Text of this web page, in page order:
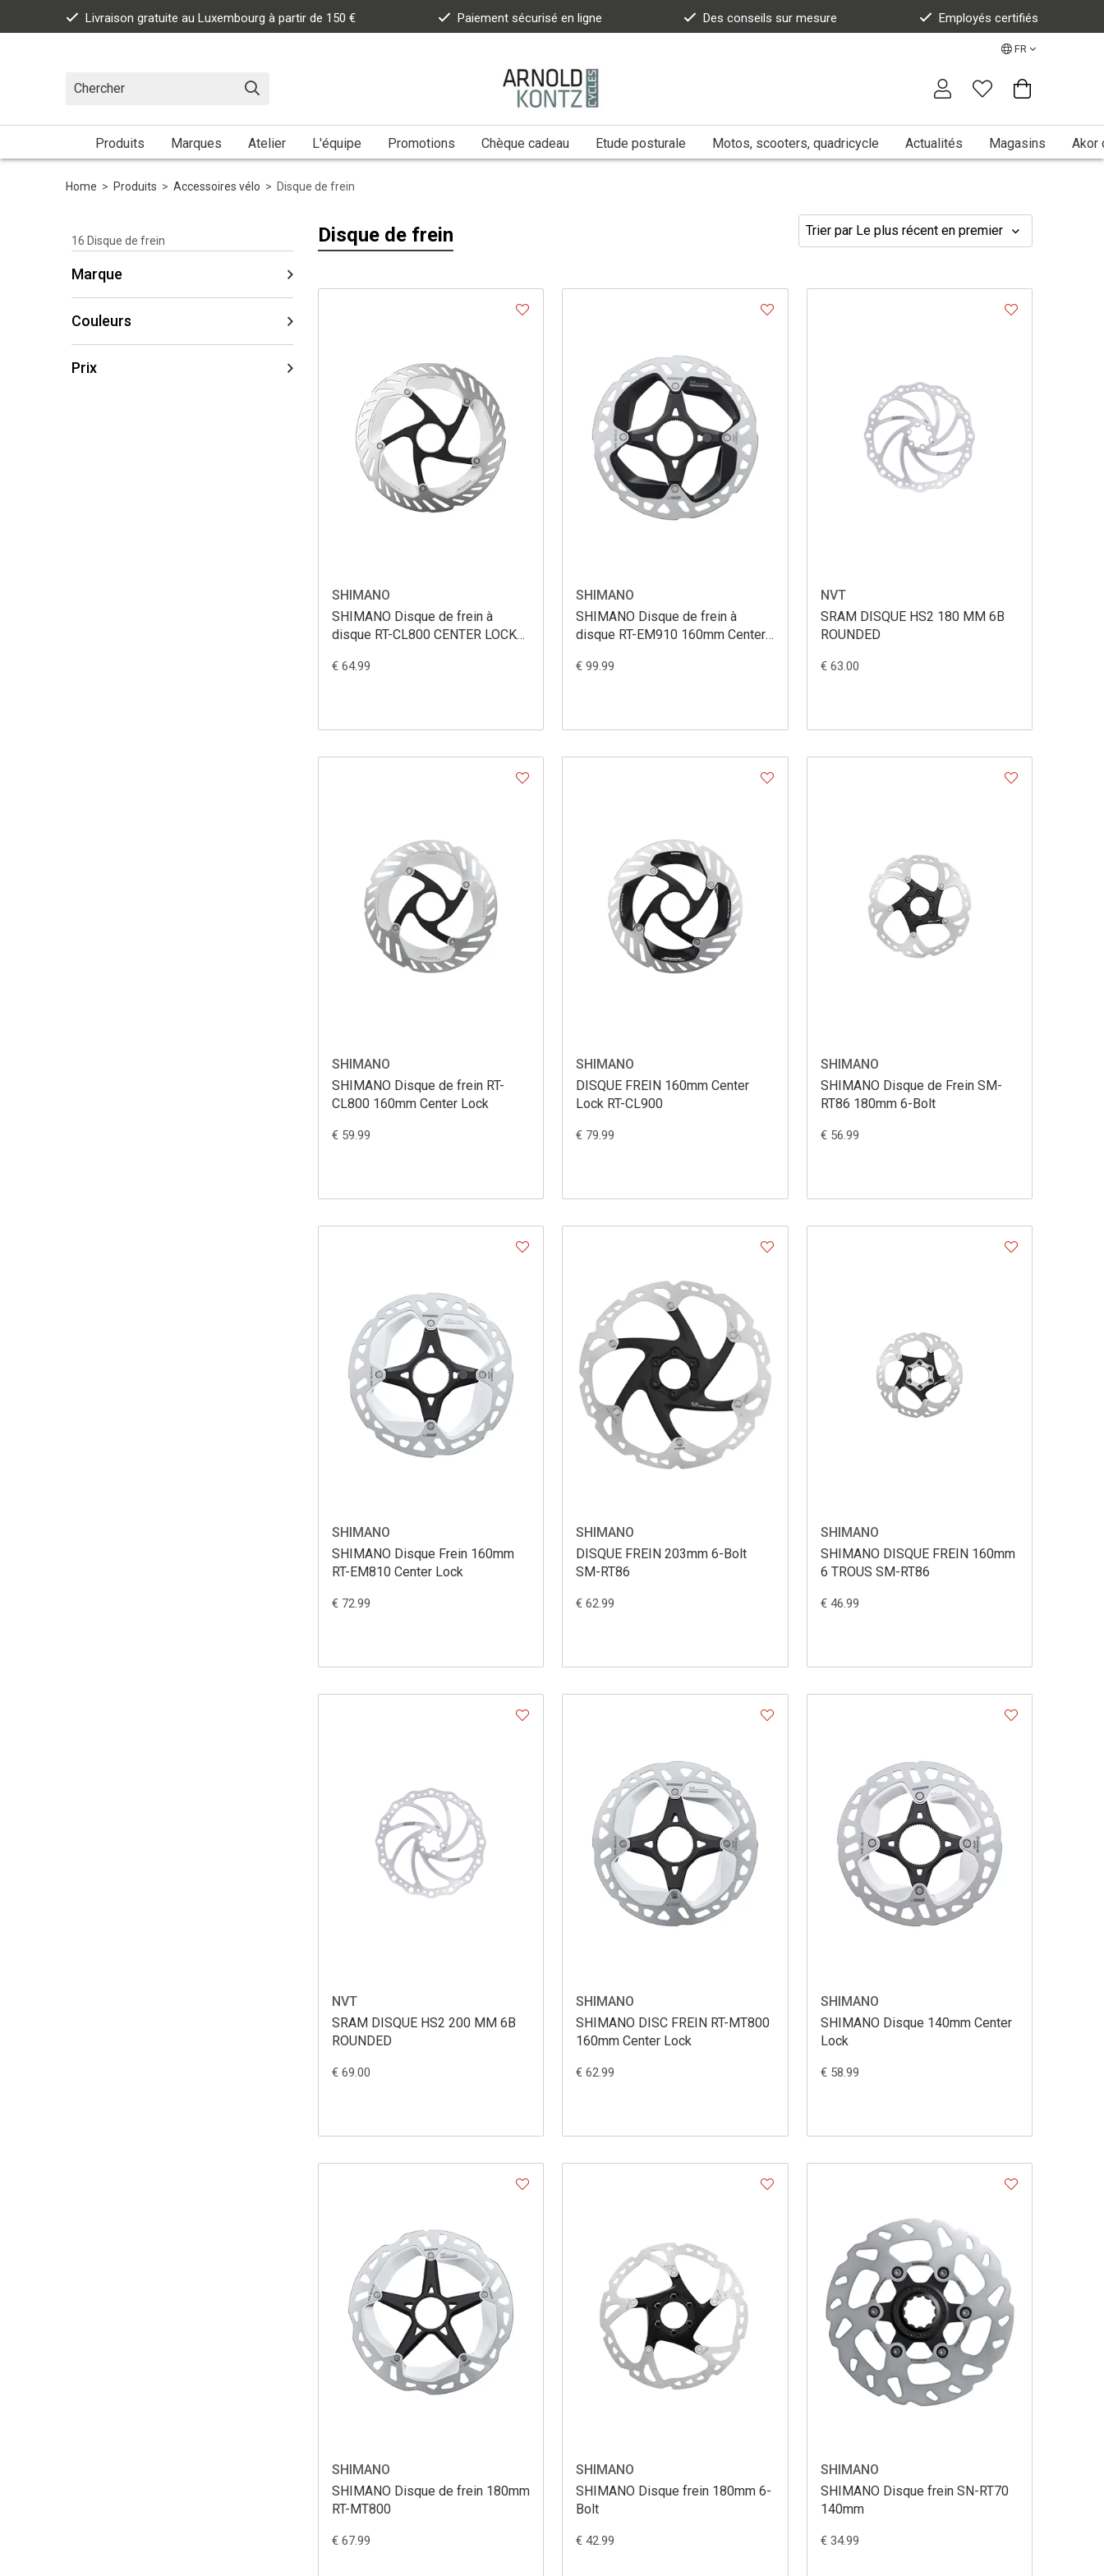
Livraison gratuite au Luxembourg à partir de 150 € Paiement sécurisé en ligne Des conseils sur mesure Employés certifiés
FR
Produits Marques Atelier L'équipe Promotions Chèque cadeau Etude posturale Motos, scooters, quadricycle Actualités Magasins Akor
Home > Produits > Accessoires vélo > Disque de frein
16 Disque de frein
Marque
Couleurs
Prix
Disque de frein
SHIMANO
SHIMANO Disque de frein à
disque RT-CL800 CENTER LOCK
€ 64.99
SHIMANO
SHIMANO Disque de frein à
disque RT-EM910 160mm Center
€ 99.99
NVT
SRAM DISQUE HS2 180 MM 6B
ROUNDED
€ 63.00
SHIMANO
SHIMANO Disque de frein RT-
CL800 160mm Center Lock
€ 59.99
SHIMANO
DISQUE FREIN 160mm Center
Lock RT-CL900
€ 79.99
SHIMANO
SHIMANO Disque de Frein SM-
RT86 180mm 6-Bolt
€ 56.99
SHIMANO
SHIMANO Disque Frein 160mm
RT-EM810 Center Lock
€ 72.99
SHIMANO
DISQUE FREIN 203mm 6-Bolt
SM-RT86
€ 62.99
SHIMANO
SHIMANO DISQUE FREIN 160mm
6 TROUS SM-RT86
€ 46.99
NVT
SRAM DISQUE HS2 200 MM 6B
ROUNDED
€ 69.00
SHIMANO
SHIMANO DISC FREIN RT-MT800
160mm Center Lock
€ 62.99
SHIMANO
SHIMANO Disque 140mm Center
Lock
€ 58.99
SHIMANO
SHIMANO Disque de frein 180mm
RT-MT800
€ 67.99
SHIMANO
SHIMANO Disque frein 180mm 6-
Bolt
€ 42.99
SHIMANO
SHIMANO Disque frein SN-RT70
140mm
€ 34.99